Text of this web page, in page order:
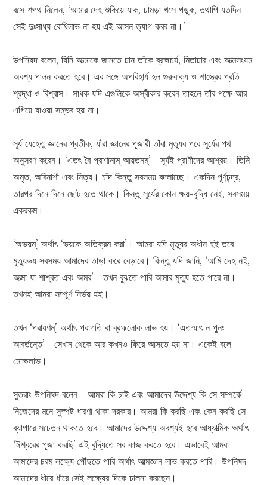
বসে শপথ নিলেন, ‘আমার দেহ শুকিয়ে যাক, চামড়া খসে পড়ুক, তথাপি যতদিন
সেই দুঃসাধ্য বোধিলাভ না হয় এই আসন ত্যাগ করব না।’
উপনিষদ বলেন, যিনি আত্মাকে জানতে চান তাঁকে ব্রহ্মচর্য, মিতাচার এবং আত্মসংযম
অবশ্য পালন করতে হবে। এর সঙ্গে অপরিহার্য হল গুরুবাক্য ও শাস্ত্রের প্রতি
শ্রদ্ধা ও বিশ্বাস। সাধক যদি এগুলিকে অস্বীকার করেন তাহলে তাঁর পক্ষে আর
এগিয়ে যাওয়া সম্ভব হয় না।
সূর্য যেহেতু জ্ঞানের প্রতীক, যাঁরা জ্ঞানের পূজারী তাঁরা মৃত্যুর পরে সূর্যের পথ
অনুসরণ করেন। ‘এতৎ বৈ প্রাণানাম্ আয়তনম্‌’—সূর্যই প্রাণীদের আশ্রয়। তিনি
অমৃত, অবিনাশী এবং নিত্য। চাঁদ কিন্তু সবসময় বদলাচ্ছে। একদিন পূর্ণচন্দ্র,
তারপর দিনে দিনে ছোট হতে থাকে। কিন্তু সূর্যের কোন ক্ষয়-বৃদ্ধি নেই, সবসময়
একরকম।
‘অভয়ম্‌’ অর্থাৎ ‘ভয়কে অতিক্রম করা’। আমরা যদি মৃত্যুর অধীন হই তবে
মৃত্যুভয় সবসময় আমাদের তাড়া করে বেড়াবে। কিন্তু যদি জানি, ‘আমি দেহ নই,
আত্মা যা শাশ্বত এবং অমর’—তখন বুঝতে পারি আমার মৃত্যু হতে পারে না।
তখনই আমরা সম্পূর্ণ নির্ভয় হই।
তখন ‘পরায়ণম্‌’ অর্থাৎ পরাগতি বা ব্রহ্মলোক লাভ হয়। ‘এতস্মাৎ ন পুনঃ
আবর্তন্তে’—সেখান থেকে আর কখনও ফিরে আসতে হয় না। একেই বলে
মোক্ষলাভ।
সুতরাং উপনিষদ বলেন—আমরা কি চাই এবং আমাদের উদ্দেশ্য কি সে সম্পর্কে
নিজেদের মনে সুস্পষ্ট ধারণা থাকা দরকার। আমরা কি করছি এবং কেন করছি সে
ব্যাপারে সচেতন থাকতে হবে। আমাদের উদ্দেশ্য অবশ্যই হবে আধ্যাত্মিক অর্থাৎ
‘ঈশ্বরের পূজা করছি’ এই বুদ্ধিতে সব কাজ করতে হবে। এভাবেই আমরা
আমাদের চরম লক্ষ্যে পৌঁছতে পারি অর্থাৎ আত্মজ্ঞান লাভ করতে পারি। উপনিষদ
আমাদের ধীরে ধীরে সেই লক্ষ্যের দিকে চালনা করছেন।